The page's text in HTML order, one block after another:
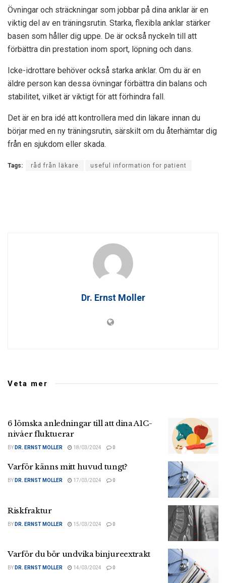
Övningar och sträckningar som jobbar på dina anklar är en
viktig del av en träningsrutin. Starka, flexibla anklar stärker
basen som håller dig uppe. De är också nyckeln till att
förbättra din prestation inom sport, löpning och dans.
Icke-idrottare behöver också starka anklar. Om du är en
äldre person kan dessa övningar förbättra din balans och
stabilitet, vilket är viktigt för att förhindra fall.
Det är en bra idé att kontrollera med din läkare innan du
börjar med en ny träningsrutin, särskilt om du återhämtar dig
från en sjukdom eller skada.
Tags: råd från läkare useful information for patient
Dr. Ernst Moller
Veta mer
6 lömska anledningar till att dina A1C-
nivåer fluktuerar
BY DR. ERNST MOLLER 18/03/2024 0
Varför känns mitt huvud tungt?
BY DR. ERNST MOLLER 17/03/2024 0
Riskfraktur
BY DR. ERNST MOLLER 15/03/2024 0
Varför du bör undvika binjureextrakt
BY DR. ERNST MOLLER 14/03/2024 0